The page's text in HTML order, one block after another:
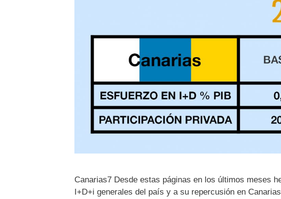
Canarias7 Desde estas páginas en los últimos meses
I+D+i generales del país y a su repercusión en